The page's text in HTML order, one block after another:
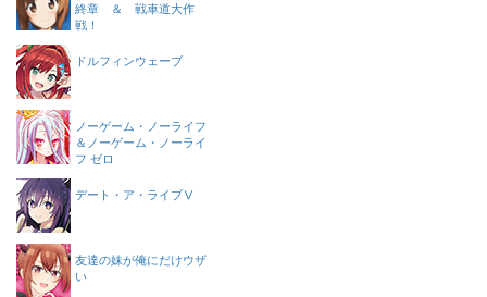
終章 ＆ 戦車道大作
戦！
ドルフィンウェーブ
ノーゲーム・ノーライフ
＆ノーゲーム・ノーライ
フ ゼロ
デート・ア・ライブⅤ
友達の妹が俺にだけウザ
い